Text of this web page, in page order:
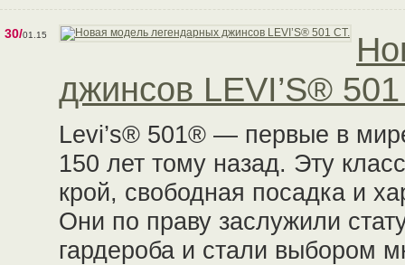
30/01.15
джинсов LEVI’S®
Levi’s® 501® — первые в
150 лет тому назад. Эту
крой, свободная посадка и
Они по праву заслужили
гардероба и стали выбором